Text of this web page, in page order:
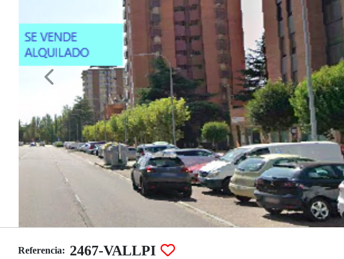
Referencia: 2467-VALLPI